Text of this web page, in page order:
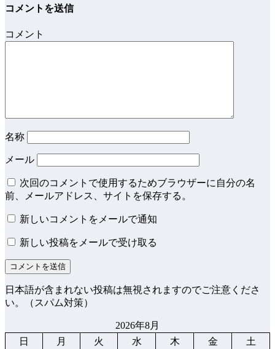
コメントを送信
コメント
名称
メール
次回のコメントで使用するためブラウザーに自分の名
前、メールアドレス、サイトを保存する。
新しいコメントをメールで通知
新しい投稿をメールで受け取る
日本語が含まれない投稿は無視されますのでご注意くださ
い。（スパム対策）
2026年8月
日
月 火 水 木 金
土